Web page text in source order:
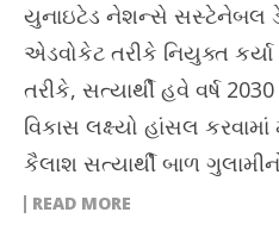
યુનાઇટેડ નેશન્સે સસ્ટેનેબલ
એડવોકેટ તરીકે નિયુક્ત
તરીકે, સત્યાર્થી હવે વર્ષ
વિકાસ લક્ષ્યો હાંસલ
કૈલાશ સત્યાર્થી બાળ
READ MORE